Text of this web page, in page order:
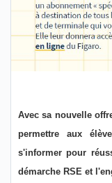
Avec sa nouvelle
permettre aux
s'informer pour
démarche RSE et